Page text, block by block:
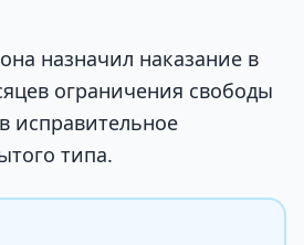
назначил наказание в
ограничения свободы
исправительное
типа.